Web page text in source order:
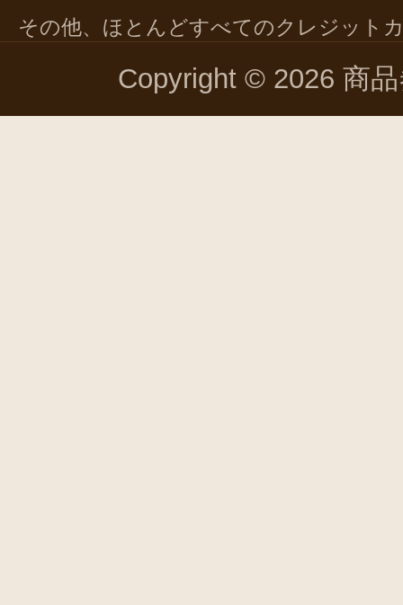
その他、ほとんどすべてのクレジット
Copyright © 2026 商